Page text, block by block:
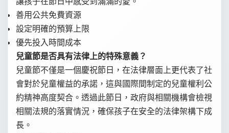
善用公共免費資源
設定明確的預算上限
優先投入時間成本
兒童節是否具有法律上的特殊意義？
兒童節不僅是一個慶祝節日，在法律層面上更代表了社
會對於兒童權益的承諾，這與國際間制定的兒童權利公
約精神高度契合。透過此節日，政府與相關機構會檢視
相關法規的落實情況，確保孩子在安全的法律架構下成
長。